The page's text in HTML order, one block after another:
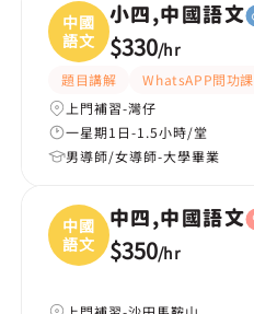
中國
語文
小四,中國語文
$330/hr
題目講解 WhatsAPP問功課
上門補習-灣仔
一星期1日-1.5小時/堂
男導師/女導師-大學畢業
中國
語文
中四,中國語文
$350/hr